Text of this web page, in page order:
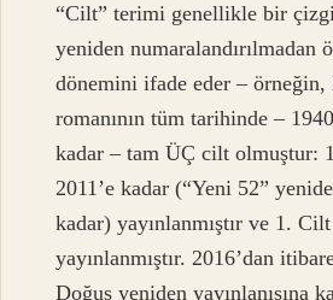
“Cilt” terimi genellikle bir
yeniden numaralandırılmadan
dönemini ifade eder –
romanının tüm tarihinde –
kadar – tam ÜÇ cilt olmuştur:
2011’e kadar (“Yeni 52”
kadar) yayınlanmıştır ve 1.
yayınlanmıştır. 2016’dan
Doğuş yeniden yayınlanışına